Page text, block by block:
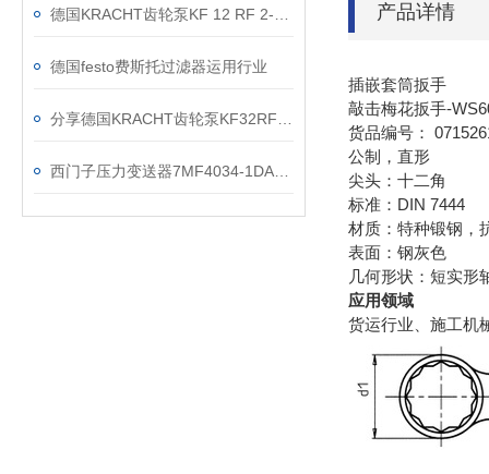
德国festo费斯托过滤器运用行业
产品详情
插嵌套筒扳手
敲击梅花扳手-
货品编号：
公制，直形
尖头：十二角
标准：DIN 7444
材质：特种锻钢，
表面：钢灰色
几何形状：短实形
应用领域
货运行业、施工机